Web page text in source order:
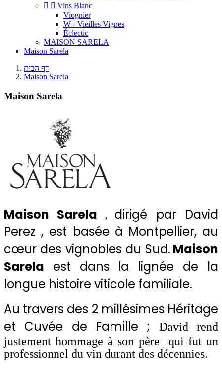
  Vins Blanc
Viognier
W - Vieilles Vignes
Éclectic
MAISON SARELA
Maison Sarela
דף הבית
Maison Sarela
Maison Sarela
Maison Sarela , dirigé par David
Perez , est basée à Montpellier, au
cœur des vignobles du Sud. Maison
Sarela est dans la lignée de la
longue histoire viticole familiale.
Au travers des 2 millésimes Héritage
et Cuvée de Famille ;
Davidrend
justement hommage à son père
qui fut un
professionnel du vin durant des décennies.